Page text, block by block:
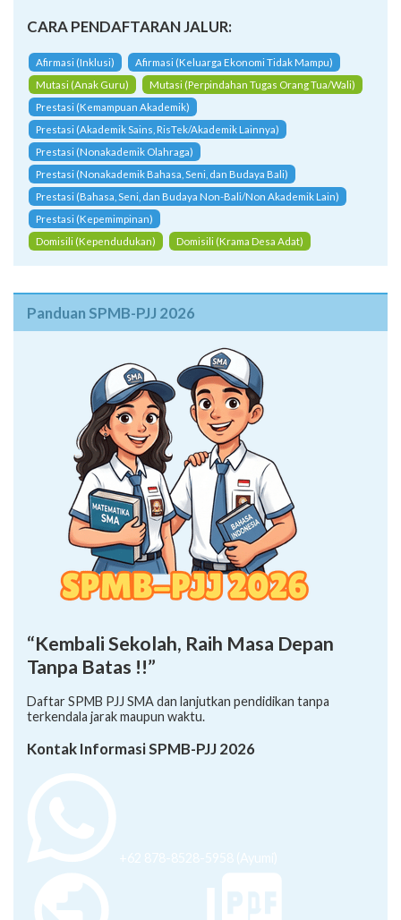
CARA PENDAFTARAN JALUR:
Afirmasi (Inklusi)
Afirmasi (Keluarga Ekonomi Tidak Mampu)
Mutasi (Anak Guru)
Mutasi (Perpindahan Tugas Orang Tua/Wali)
Prestasi (Kemampuan Akademik)
Prestasi (Akademik Sains, RisTek/Akademik Lainnya)
Prestasi (Nonakademik Olahraga)
Prestasi (Nonakademik Bahasa, Seni, dan Budaya Bali)
Prestasi (Bahasa, Seni, dan Budaya Non-Bali/Non Akademik Lain)
Prestasi (Kepemimpinan)
Domisili (Kependudukan)
Domisili (Krama Desa Adat)
Panduan SPMB-PJJ 2026
“Kembali Sekolah, Raih Masa Depan
Tanpa Batas !!”
Daftar SPMB PJJ SMA dan lanjutkan pendidikan tanpa
terkendala jarak maupun waktu.
Kontak Informasi SPMB-PJJ 2026
+62 878-8528-5958 (Ayumi)